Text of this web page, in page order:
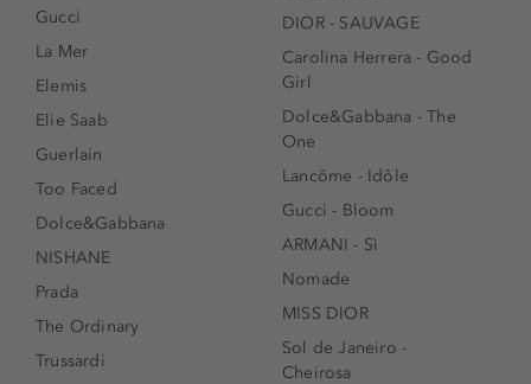
Gucci
La Mer
Elemis
Elie Saab
Guerlain
Too Faced
Dolce&Gabbana
NISHANE
Prada
The Ordinary
Trussardi
DIOR - SAUVAGE
Carolina Herrera - Good
Girl
Dolce&Gabbana - The
One
Lancôme - Idôle
Gucci - Bloom
ARMANI - Sì
Nomade
MISS DIOR
Sol de Janeiro -
Cheirosa